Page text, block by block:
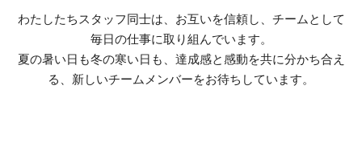
わたしたちスタッフ同士は、お互いを信頼し、チームとして
毎日の仕事に取り組んでいます。
夏の暑い日も冬の寒い日も、達成感と感動を共に分かち合え
る、新しいチームメンバーをお待ちしています。